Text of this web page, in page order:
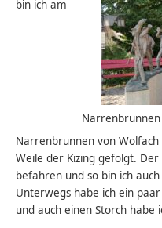
bin ich am
Narrenbrunnen von
Weile der Kizing gefolgt.
befahren und so bin ich
Unterwegs habe ich ein
und auch einen Storch habe